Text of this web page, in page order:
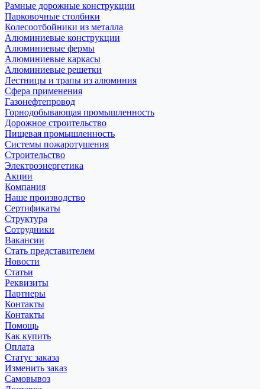
Рамные дорожные конструкции
Парковочные столбики
Колесоотбойники из металла
Алюминиевые конструкции
Алюминиевые фермы
Алюминиевые каркасы
Алюминиевые решетки
Лестницы и трапы из алюминия
Сфера применения
Газонефтепровод
Горнодобывающая промышленность
Дорожное строительство
Пищевая промышленность
Системы пожаротушения
Строительство
Электроэнергетика
Акции
Компания
Наше производство
Сертификаты
Структура
Сотрудники
Вакансии
Стать представителем
Новости
Статьи
Реквизиты
Партнеры
Контакты
Контакты
Помощь
Как купить
Оплата
Статус заказа
Изменить заказ
Самовывоз